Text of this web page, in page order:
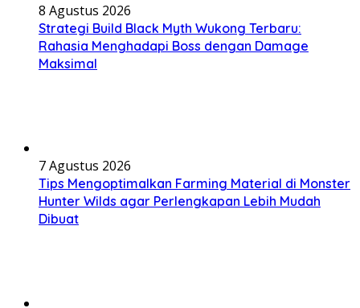
8 Agustus 2026
Strategi Build Black Myth Wukong Terbaru:
Rahasia Menghadapi Boss dengan Damage
Maksimal
7 Agustus 2026
Tips Mengoptimalkan Farming Material di Monster
Hunter Wilds agar Perlengkapan Lebih Mudah
Dibuat